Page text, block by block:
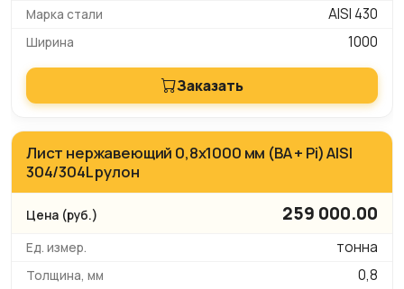
AISI 430
1000
Заказать
Лист нержавеющий 0,8х1000 мм (BA + Pi) AISI
304/304L рулон
259 000.00
тонна
0,8